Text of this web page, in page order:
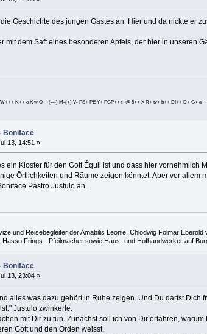
Geschichte des jungen Gastes an. Hier und da nickte er
mit dem Saft eines besonderen Apfels, der hier in unseren
N++ o K w O++(---) M-(+) V- PS+ PE Y+ PGP++ t+@ 5++ X R+ tv+ b++ DI++ D+ G+
Boniface
13, 14:51 »
ein Kloster für den Gott Équil ist und dass hier
Örtlichkeiten und Räume zeigen könntet. Aber vor allem
Pastro Justulo an.
und Reisebegleiter der Amabilis Leonie, Chlodwig Folmar
Frings - Pfeilmacher sowie Haus- und Hofhandwerker auf
Boniface
13, 23:04 »
alles was dazu gehört in Ruhe zeigen. Und Du darfst
Justulo zwinkerte.
mit Dir zu tun. Zunächst soll ich von Dir erfahren,
Gott und den Orden weisst.